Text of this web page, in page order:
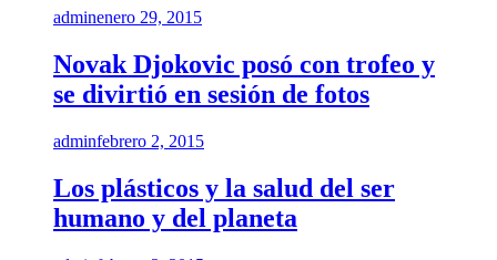
adminenero 29, 2015
Novak Djokovic posó con trofeo y
se divirtió en sesión de fotos
adminfebrero 2, 2015
Los plásticos y la salud del ser
humano y del planeta